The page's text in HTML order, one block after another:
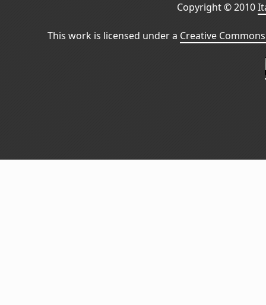
Copyright © 2010
This work is licensed under a Creative